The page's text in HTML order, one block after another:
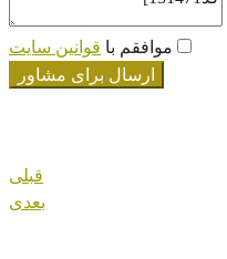
موافقم با قوانین سایت
ارسال برای مشاور
قبلی
بعدی